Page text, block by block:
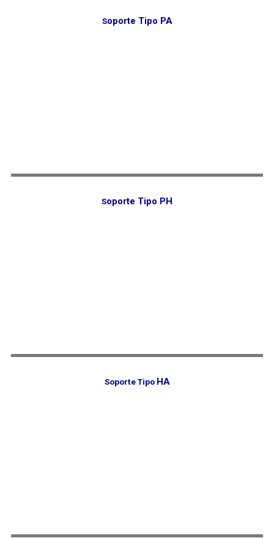
Soporte Tipo PA
Soporte Tipo PH
Soporte Tipo HA